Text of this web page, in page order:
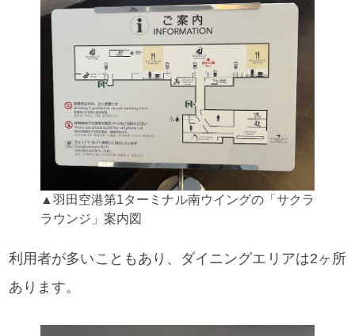
▲羽田空港第1ターミナル南ウイングの「サクラ
ラウンジ」案内図
利用者が多いこともあり、ダイニングエリアは2ヶ所
あります。